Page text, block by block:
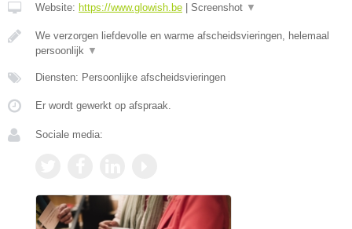
Website: https://www.glowish.be Screenshot ▼
We verzorgen liefdevolle en warme afscheidsvieringen, helemaal
persoonlijk ▼
Diensten: Persoonlijke afscheidsvieringen
Er wordt gewerkt op afspraak.
Sociale media: